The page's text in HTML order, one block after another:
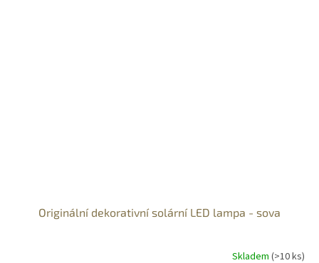
Originální dekorativní solární LED lampa - sova
Skladem (>10 ks)